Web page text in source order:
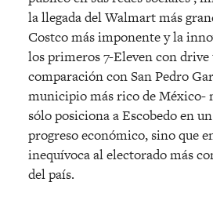
la llegada del Walmart más
Costco más imponente y la
los primeros 7-Eleven con
comparación con San Pedro
municipio más rico de México-
sólo posiciona a Escobedo en
progreso económico, sino que
inequívoca al electorado más
del país.